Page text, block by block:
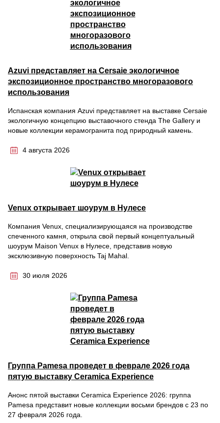
Azuvi представляет на Cersaie экологичное
экспозиционное пространство многоразового
использования
Испанская компания Azuvi представляет на выставке Cersaie
экологичную концепцию выставочного стенда The Gallery и
новые коллекции керамогранита под природный камень.
4 августа 2026
Venux открывает шоурум в Нулесе
Компания Venux, специализирующаяся на производстве
спеченного камня, открыла свой первый концептуальный
шоурум Maison Venux в Нулесе, представив новую
эксклюзивную поверхность Taj Mahal.
30 июля 2026
Группа Pamesa проведет в феврале 2026 года
пятую выставку Ceramica Experience
Анонс пятой выставки Ceramica Experience 2026: группа
Pamesa представит новые коллекции восьми брендов с 23 по
27 февраля 2026 года.